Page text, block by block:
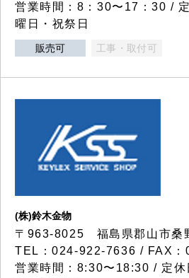
営業時間：8：30〜17：30 /
曜日・祝祭日
販売可 工事・取付可
(株)鈴木金物
〒963-8025 福島県郡山市桑
TEL：024-922-7636 / FAX
営業時間：8:30〜18:30 / 定休